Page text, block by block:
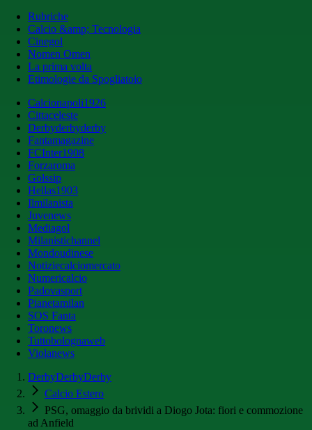
Rubriche
Calcio &amp; Tecnologia
Cinegol
Nomen Omen
La prima volta
Etimologie da Spogliatoio
Calcionapoli1926
Cittaceleste
Derbyderbyderby
Fantamagazine
FCInter1908
Forzaroma
Golssip
Hellas1903
Ilmilanista
Juvenews
Mediagol
Milanistichannel
Mondoudinese
Notiziecalciomercato
Numericalcio
Padovasport
Pianetamilan
SOS Fanta
Toronews
Tuttobolognaweb
Violanews
DerbyDerbyDerby
Calcio Estero
PSG, omaggio da brividi a Diogo Jota: fiori e commozione
ad Anfield